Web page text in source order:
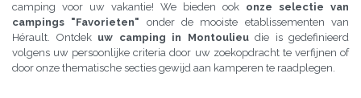
camping voor uw vakantie! We bieden ook onze selectie van
campings "Favorieten" onder de mooiste etablissementen van
Hérault. Ontdek uw camping in Montoulieudie is gedefinieerd
volgens uw persoonlijke criteria door uw zoekopdracht te verfijnen of
door onze thematische secties gewijd aan kamperen te raadplegen.